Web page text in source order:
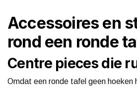
Accessoires en
rond een ronde
Centre pieces die
Omdat een ronde tafel geen hoeken